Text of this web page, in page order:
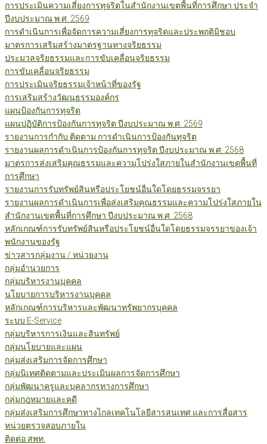
การประเมินความเสี่ยงการทุจริตในสำนักงานเขตพื้นที่การศึกษา ประจำ
ปีงบประมาณ พ.ศ. 2569
การดำเนินการเพื่อจัดการความเสี่ยงการทุจริตและประพฤติมิชอบ
มาตรการเสริมสร้างมาตรฐานทางจริยธรรม
ประมวลจริยธรรมและการขับเคลื่อนจริยธรรม
การขับเคลื่อนจริยธรรม
การประเมินจริยธรรมเจ้าหน้าที่ของรัฐ
การเสริมสร้างวัฒนธรรมองค์กร
แผนป้องกันการทุจริต
แผนปฏิบัติการป้องกันการทุจริต ปีงบประมาณ พ.ศ. 2569
รายงานการกำกับ ติดตาม การดำเนินการป้องกันทุจริต
รายงานผลการดำเนินการป้องกันการทุจริต ปีงบประมาณ พ.ศ. 2568
มาตรการส่งเสริมคุณธรรมและความโปร่งใสภายในสำนักงานเขตพื้นที่
การศึกษา
รายงานการรับทรัพย์สินหรือประโยชน์อื่นใดโดยธรรมจรรยา
รายงานผลการดำเนินการเพื่อส่งเสริมคุณธรรมและความโปร่งใสภายใน
สำนักงานเขตพื้นที่การศึกษา ปีงบประมาณ พ.ศ. 2568
หลักเกณฑ์การรับทรัพย์สินหรือประโยชน์อื่นใดโดยธรรมจรรยาของเจ้า
พนักงานของรัฐ
ข่าวสารกลุ่มงาน / หน่วยงาน
กลุ่มอำนวยการ
กลุ่มบริหารงานบุคคล
นโยบายการบริหารงานบุคคล
หลักเกณฑ์การบริหารและพัฒนาทรัพยากรบุคคล
ระบบ E-Service
กลุ่มบริหารการเงินและสินทรัพย์
กลุ่มนโยบายและแผน
กลุ่มส่งเสริมการจัดการศึกษา
กลุ่มนิเทศติดตามและประเมินผลการจัดการศึกษา
กลุ่มพัฒนาครูและบุคลากรทางการศึกษา
กลุ่มกฎหมายและคดี
กลุ่มส่งเสริมการศึกษาทางไกลเทคโนโลยีสารสนเทศ และการสื่อสาร
หน่วยตรวจสอบภายใน
ติดต่อ สพท.